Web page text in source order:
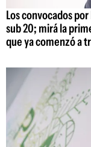
Los convocados
sub 20; mirá la
que ya comenzó a